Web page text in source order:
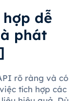
dễ
phát
rõ ràng và có
tích hợp các